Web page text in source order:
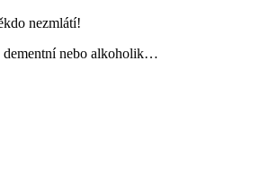
nezmlátí!
dementní nebo alkoholik…